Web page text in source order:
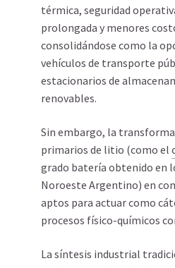
térmica, seguridad
prolongada y menores
consolidándose como la
vehículos de transporte
estacionarios de
renovables.
Sin embargo, la
primarios de litio (como el
grado batería obtenido en
Noroeste Argentino) en
aptos para actuar como
procesos físico-químicos
La síntesis industrial